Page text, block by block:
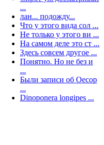
...
лан... подожду...
Что у этого вида сол ...
Не только у этого ви ...
На самом деле это ст ...
Здесь совсем другое ...
Понятно. Но не без и
...
Были записи об Oecop
...
Dinoponera longipes ...